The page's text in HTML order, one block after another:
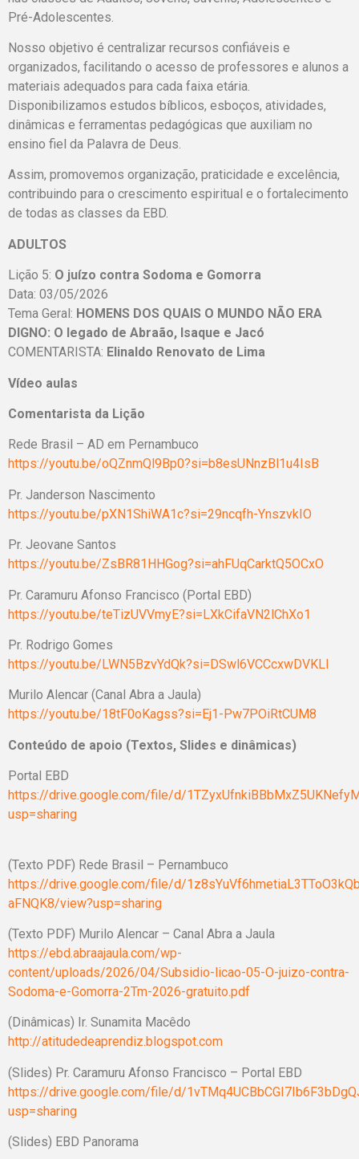
Pré-Adolescentes.
Nosso objetivo é centralizar recursos confiáveis e
organizados, facilitando o acesso de professores e alunos a
materiais adequados para cada faixa etária.
Disponibilizamos estudos bíblicos, esboços, atividades,
dinâmicas e ferramentas pedagógicas que auxiliam no
ensino fiel da Palavra de Deus.
Assim, promovemos organização, praticidade e excelência,
contribuindo para o crescimento espiritual e o fortalecimento
de todas as classes da EBD.
ADULTOS
Lição 5: O juízo contra Sodoma e Gomorra
Data: 03/05/2026
Tema Geral: HOMENS DOS QUAIS O MUNDO NÃO ERA
DIGNO: O legado de Abraão, Isaque e Jacó
COMENTARISTA: Elinaldo Renovato de Lima
Vídeo aulas
Comentarista da Lição
Rede Brasil – AD em Pernambuco
https://youtu.be/oQZnmQl9Bp0?si=b8esUNnzBl1u4IsB
Pr. Janderson Nascimento
https://youtu.be/pXN1ShiWA1c?si=29ncqfh-YnszvkIO
Pr. Jeovane Santos
https://youtu.be/ZsBR81HHGog?si=ahFUqCarktQ5OCxO
Pr. Caramuru Afonso Francisco (Portal EBD)
https://youtu.be/teTizUVVmyE?si=LXkCifaVN2lChXo1
Pr. Rodrigo Gomes
https://youtu.be/LWN5BzvYdQk?si=DSwl6VCCcxwDVKLl
Murilo Alencar (Canal Abra a Jaula)
https://youtu.be/18tF0oKagss?si=Ej1-Pw7POiRtCUM8
Conteúdo de apoio (Textos, Slides e dinâmicas)
Portal EBD
https://drive.google.com/file/d/
usp=sharing
(Texto PDF) Rede Brasil – Pernambuco
https://drive.google.com/file/d/
aFNQK8/view?usp=sharing
(Texto PDF) Murilo Alencar – Canal Abra a Jaula
https://ebd.abraajaula.com/wp-
content/uploads/2026/04/Subsidio-licao-05-O-juizo-contra-
Sodoma-e-Gomorra-2Tm-2026-gratuito.pdf
(Dinâmicas) Ir. Sunamita Macêdo
http://atitudedeaprendiz.blogspot.com
(Slides) Pr. Caramuru Afonso Francisco – Portal EBD
https://drive.google.com/file/d/
usp=sharing
(Slides) EBD Panorama